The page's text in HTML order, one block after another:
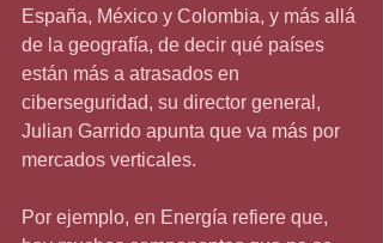
España, México y Colombia, y más allá
de la geografía, de decir qué países
están más a atrasados en
ciberseguridad, su director general,
Julian Garrido apunta que va más por
mercados verticales.
Por ejemplo, en Energía refiere que,